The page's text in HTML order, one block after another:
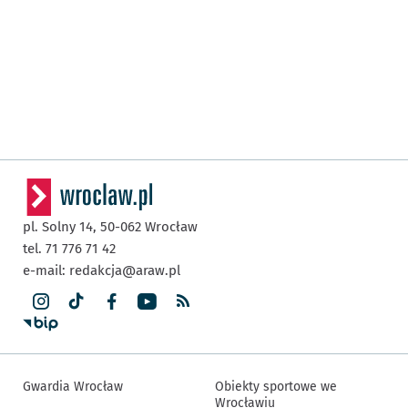
pl. Solny 14, 50-062 Wrocław
tel. 71 776 71 42
e-mail: redakcja@araw.pl
Gwardia Wrocław
Obiekty sportowe we
Wrocławiu